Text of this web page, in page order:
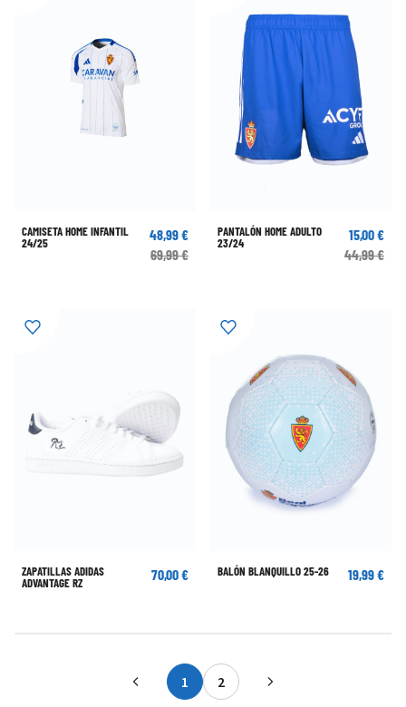
CAMISETA HOME INFANTIL
24/25
48,99 €
69,99 €
PANTALÓN HOME ADULTO
23/24
15,00 €
44,99 €
ZAPATILLAS ADIDAS
ADVANTAGE RZ
70,00 € BALÓN BLANQUILLO 25-26 19,99 €
Actualmente estás leyendo página
1
Página
2